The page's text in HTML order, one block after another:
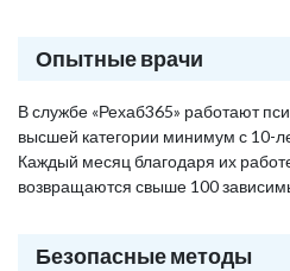
Опытные врачи
В службе «Рехаб365» работают
высшей категории минимум с 10-
Каждый месяц благодаря их
возвращаются свыше 100
Безопасные методы